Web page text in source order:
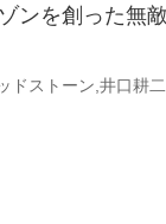
ンを創った無
ドストーン,井口耕